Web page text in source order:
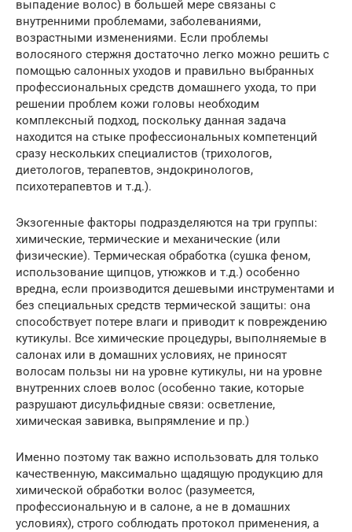
выпадение волос) в большей мере связаны с
внутренними проблемами, заболеваниями,
возрастными изменениями. Если проблемы
волосяного стержня достаточно легко можно решить с
помощью салонных уходов и правильно выбранных
профессиональных средств домашнего ухода, то при
решении проблем кожи головы необходим
комплексный подход, поскольку данная задача
находится на стыке профессиональных компетенций
сразу нескольких специалистов (трихологов,
диетологов, терапевтов, эндокринологов,
психотерапевтов и т.д.).
Экзогенные факторы подразделяются на три группы:
химические, термические и механические (или
физические). Термическая обработка (сушка феном,
использование щипцов, утюжков и т.д.) особенно
вредна, если производится дешевыми инструментами и
без специальных средств термической защиты: она
способствует потере влаги и приводит к повреждению
кутикулы. Все химические процедуры, выполняемые в
салонах или в домашних условиях, не приносят
волосам пользы ни на уровне кутикулы, ни на уровне
внутренних слоев волос (особенно такие, которые
разрушают дисульфидные связи: осветление,
химическая завивка, выпрямление и пр.)
Именно поэтому так важно использовать для только
качественную, максимально щадящую продукцию для
химической обработки волос (разумеется,
профессиональную и в салоне, а не в домашних
условиях), строго соблюдать протокол применения, а